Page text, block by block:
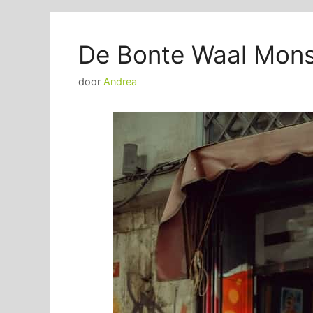
De Bonte Waal
door Andrea